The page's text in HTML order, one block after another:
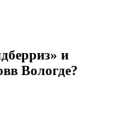
и
Вологде?